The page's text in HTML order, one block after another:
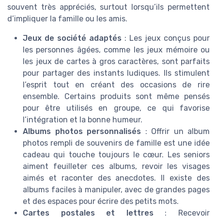
souvent très appréciés, surtout lorsqu’ils permettent
d’impliquer la famille ou les amis.
Jeux de société adaptés : Les jeux conçus pour
les personnes âgées, comme les jeux mémoire ou
les jeux de cartes à gros caractères, sont parfaits
pour partager des instants ludiques. Ils stimulent
l’esprit tout en créant des occasions de rire
ensemble. Certains produits sont même pensés
pour être utilisés en groupe, ce qui favorise
l’intégration et la bonne humeur.
Albums photos personnalisés : Offrir un album
photos rempli de souvenirs de famille est une idée
cadeau qui touche toujours le cœur. Les seniors
aiment feuilleter ces albums, revoir les visages
aimés et raconter des anecdotes. Il existe des
albums faciles à manipuler, avec de grandes pages
et des espaces pour écrire des petits mots.
Cartes postales et lettres : Recevoir